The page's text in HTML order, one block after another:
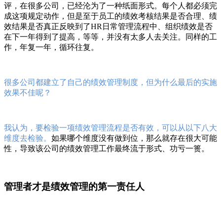
评，在很多公司，已经沦为了一种纸面形式。每个人都必须完
成这项规定动作，但是至于员工的绩效考核结果是否合理、绩
效结果是否真正反映到了HR日常管理流程中、组织绩效是否
在下一年得到了提高，等等，并没有太多人去关注。同样的工
作，年复一年，循环往复。
很多公司都建立了自己的绩效管理制度，但为什么最后的实施
效果不佳呢？
我认为，要检验一项绩效管理流程是否有效，可以从以下八大
维度去检验。 如果哪个维度没有做到位，那么就存在很大可能
性，导致该公司的绩效管理工作最终流于形式、功亏一篑。
管理者才是绩效管理的第一责任人